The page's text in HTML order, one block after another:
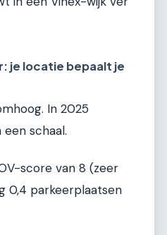
je locatie bepaalt je
In 2025
schaal.
score van 8 (zeer
0,4 parkeerplaatsen